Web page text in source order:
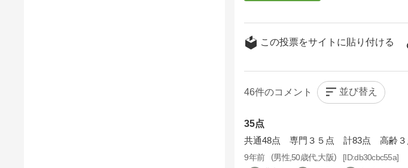
この投票をサイトに貼り付ける
46 並び替え
35点
共通48点 専門３５点 計83点 高齢３
9年前 男性 50歳代 大阪 db30cbc55a